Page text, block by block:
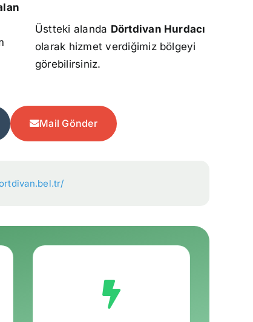
Üstteki alanda Dörtdivan Hurdacı
olarak hizmet verdiğimiz bölgeyi
görebilirsiniz.
Mail Gönder